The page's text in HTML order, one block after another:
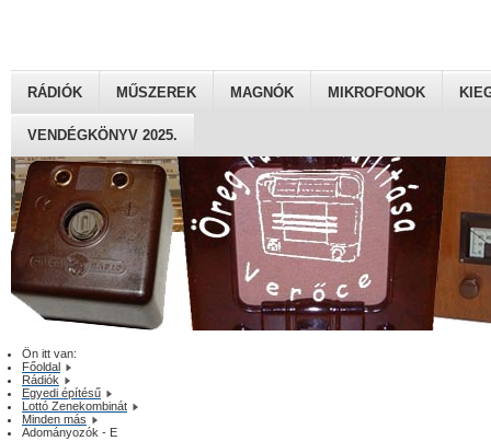
RÁDIÓK MŰSZEREK MAGNÓK MIKROFONOK
VENDÉGKÖNYV 2025.
Ön itt van:
Főoldal
Rádiók
Egyedi építésű
Lottó Zenekombinát
Minden más
Adományozók - E